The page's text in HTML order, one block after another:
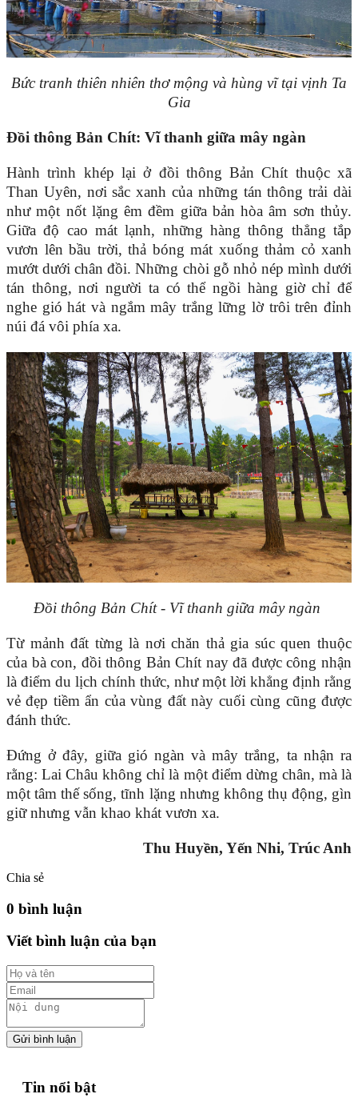
Bức tranh thiên nhiên thơ mộng và hùng vĩ tại vịnh Ta
Gia
Đồi thông Bản Chít: Vĩ thanh giữa mây ngàn
Hành trình khép lại ở đồi thông Bản Chít thuộc xã
Than Uyên, nơi sắc xanh của những tán thông trải dài
như một nốt lặng êm đềm giữa bản hòa âm sơn thủy.
Giữa độ cao mát lạnh, những hàng thông thẳng tắp
vươn lên bầu trời, thả bóng mát xuống thảm cỏ xanh
mướt dưới chân đồi. Những chòi gỗ nhỏ nép mình dưới
tán thông, nơi người ta có thể ngồi hàng giờ chỉ để
nghe gió hát và ngắm mây trắng lững lờ trôi trên đỉnh
núi đá vôi phía xa.
Đồi thông Bản Chít - Vĩ thanh giữa mây ngàn
Từ mảnh đất từng là nơi chăn thả gia súc quen thuộc
của bà con, đồi thông Bản Chít nay đã được công nhận
là điểm du lịch chính thức, như một lời khẳng định rằng
vẻ đẹp tiềm ẩn của vùng đất này cuối cùng cũng được
đánh thức.
Đứng ở đây, giữa gió ngàn và mây trắng, ta nhận ra
rằng: Lai Châu không chỉ là một điểm dừng chân, mà là
một tâm thế sống, tĩnh lặng nhưng không thụ động, gìn
giữ nhưng vẫn khao khát vươn xa.
Thu Huyền, Yến Nhi, Trúc Anh
Chia sẻ
0 bình luận
Viết bình luận của bạn
Gửi bình luận
Tin nổi bật